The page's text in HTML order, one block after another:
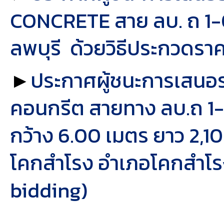
CONCRETE สาย ลบ.
ลพบุรี ด้วยวิธีประกวดร
►ประกาศผู้ชนะการเสน
คอนกรีต สายทาง ลบ.ถ
กว้าง 6.00 เมตร ยาว
โคกสำโรง อำเภอโคกส
bidding)